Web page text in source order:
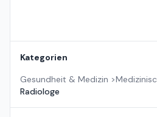
Kategorien
Gesundheit & Medizin >
Radiologe